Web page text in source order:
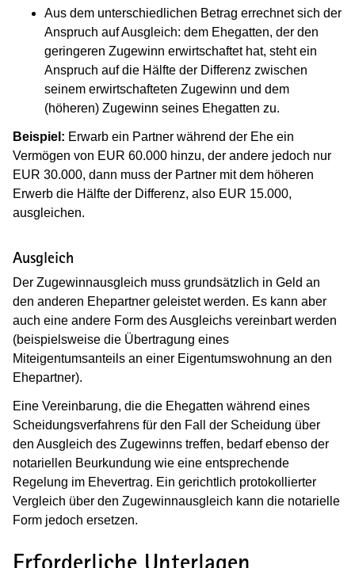
Aus dem unterschiedlichen Betrag errechnet sich der
Anspruch auf Ausgleich: dem Ehegatten, der den
geringeren Zugewinn erwirtschaftet hat, steht ein
Anspruch auf die Hälfte der Differenz zwischen
seinem erwirtschafteten Zugewinn und dem
(höheren) Zugewinn seines Ehegatten zu.
Beispiel: Erwarb ein Partner während der Ehe ein
Vermögen von EUR 60.000 hinzu, der andere jedoch nur
EUR 30.000, dann muss der Partner mit dem höheren
Erwerb die Hälfte der Differenz, also EUR 15.000,
ausgleichen.
Ausgleich
Der Zugewinnausgleich muss grundsätzlich in Geld an
den anderen Ehepartner geleistet werden. Es kann aber
auch eine andere Form des Ausgleichs vereinbart werden
(beispielsweise die Übertragung eines
Miteigentumsanteils an einer Eigentumswohnung an den
Ehepartner).
Eine Vereinbarung, die die Ehegatten während eines
Scheidungsverfahrens für den Fall der Scheidung über
den Ausgleich des Zugewinns treffen, bedarf ebenso der
notariellen Beurkundung wie eine entsprechende
Regelung im Ehevertrag. Ein gerichtlich protokollierter
Vergleich über den Zugewinnausgleich kann die notarielle
Form jedoch ersetzen.